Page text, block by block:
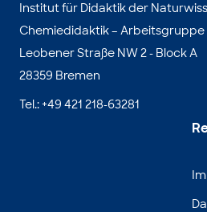
Institut für Didaktik der
Chemiedidaktik – Arbeitsgruppe
Leobener Straße NW 2 - Block A
28359 Bremen
Tel.: +49 421 218-63281